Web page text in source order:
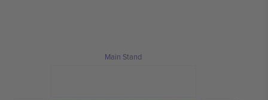
Main Stand